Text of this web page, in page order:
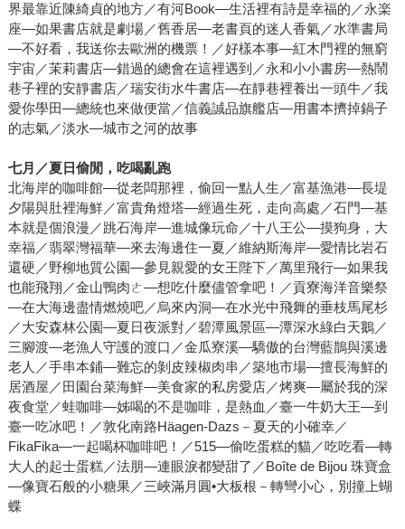
界最靠近陳綺貞的地方／有河Book—生活裡有詩是幸福的／永楽
座—如果書店就是劇場／舊香居—老書頁的迷人香氣／水準書局
—不好看，我送你去歐洲的機票！／好樣本事—紅木門裡的無窮
宇宙／茉莉書店—錯過的總會在這裡遇到／永和小小書房—熱鬧
巷子裡的安靜書店／瑞安街水牛書店—在靜巷裡養出一頭牛／我
愛你學田—總統也來做便當／信義誠品旗艦店—用書本擠掉鍋子
的志氣／淡水—城市之河的故事
七月／夏日偷閒，吃喝亂跑
北海岸的咖啡館—從老闆那裡，偷回一點人生／富基漁港—長堤
夕陽與肚裡海鮮／富貴角燈塔—經過生死，走向高處／石門—基
本就是個浪漫／跳石海岸—進城像玩命／十八王公—摸狗身，大
幸福／翡翠灣福華—來去海邊住一夏／維納斯海岸—愛情比岩石
還硬／野柳地質公園—參見親愛的女王陛下／萬里飛行—如果我
也能飛翔／金山鴨肉ㄜ—想吃什麼儘管拿吧！／貢寮海洋音樂祭
—在大海邊盡情燃燒吧／烏來內洞—在水光中飛舞的垂枝馬尾杉
／大安森林公園—夏日夜派對／碧潭風景區—潭深水綠白天鵝／
三腳渡—老漁人守護的渡口／金瓜寮溪—驕傲的台灣藍鵲與溪邊
老人／手串本鋪—難忘的剝皮辣椒肉串／築地市場—擅長海鮮的
居酒屋／田園台菜海鮮—美食家的私房愛店／烤爽—屬於我的深
夜食堂／蛙咖啡—姊喝的不是咖啡，是熱血／臺一牛奶大王—到
臺一吃冰吧！／敦化南路Häagen-Dazs－夏天的小確幸／
FikaFika—一起喝杯咖啡吧！／515—偷吃蛋糕的貓／吃吃看—轉
大人的起士蛋糕／法朋—連眼淚都變甜了／Boîte de Bijou 珠寶盒
—像寶石般的小糖果／三峽滿月圓•大板根－轉彎小心，別撞上蝴
蝶